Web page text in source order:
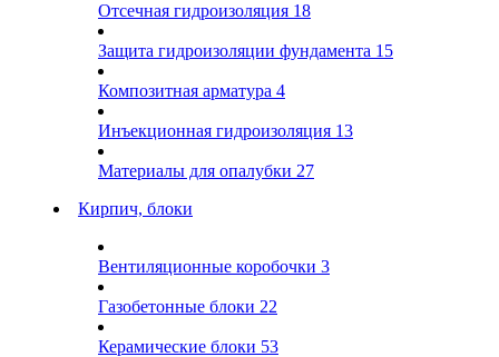
Отсечная гидроизоляция 18
Защита гидроизоляции фундамента 15
Композитная арматура 4
Инъекционная гидроизоляция 13
Материалы для опалубки 27
Кирпич, блоки
Вентиляционные коробочки 3
Газобетонные блоки 22
Керамические блоки 53